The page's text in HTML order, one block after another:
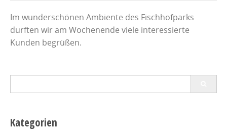
Im wunderschönen Ambiente des Fischhofparks
durften wir am Wochenende viele interessierte
Kunden begrüßen.
for:
Kategorien